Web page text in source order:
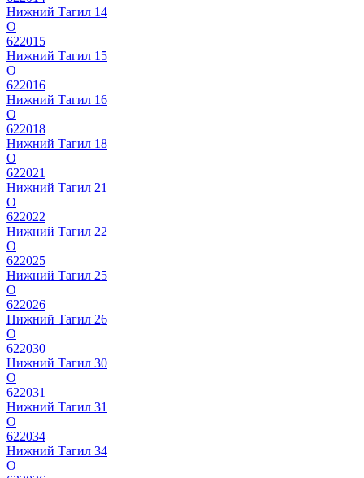
Нижний Тагил 14
О
622015
Нижний Тагил 15
О
622016
Нижний Тагил 16
О
622018
Нижний Тагил 18
О
622021
Нижний Тагил 21
О
622022
Нижний Тагил 22
О
622025
Нижний Тагил 25
О
622026
Нижний Тагил 26
О
622030
Нижний Тагил 30
О
622031
Нижний Тагил 31
О
622034
Нижний Тагил 34
О